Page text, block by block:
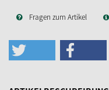
Fragen zum Artikel